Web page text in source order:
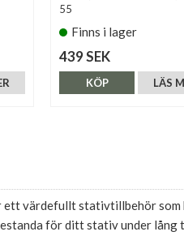
55
Finns i lager
439 SEK
LÄS
KÖP
ett värdefullt stativtillbehör som
för ditt stativ under lång